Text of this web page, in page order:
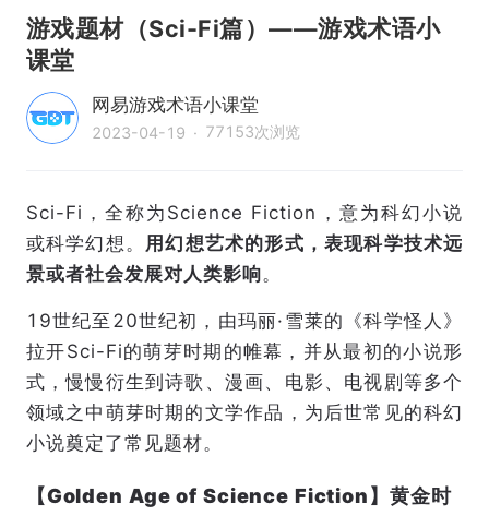
游戏题材（Sci-Fi篇）——游戏术语小
课堂
网易游戏术语小课堂
2023-04-19 · 77153次浏览
Sci-Fi，全称为Science Fiction，意为科幻小说
或科学幻想。 用幻想艺术的形式，表现科学技术远
景或者社会发展对人类影响。
19世纪至20世纪初，由玛丽·雪莱的《科学怪人》
拉开Sci-Fi的萌芽时期的帷幕，并从最初的小说形
式，慢慢衍生到诗歌、漫画、电影、电视剧等多个
领域之中萌芽时期的文学作品，为后世常见的科幻
小说奠定了常见题材。
【Golden Age of Science Fiction】黄金时